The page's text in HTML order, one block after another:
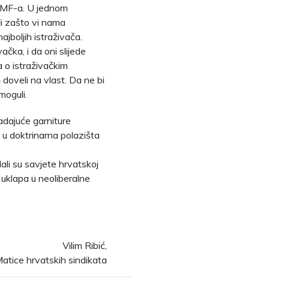
a. U jednom
zašto vi nama
istraživača.
i da oni slijede
o istraživačkim
na vlast. Da ne bi
garniture
doktrinarna polazišta
su savjete hrvatskoj
u neoliberalne
Vilim Ribić,
hrvatskih sindikata